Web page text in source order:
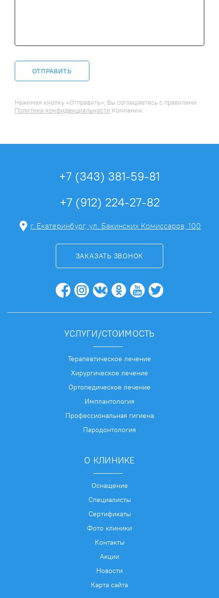
ОТПРАВИТЬ
Нажимая кнопку «Отправить», Вы соглашаетесь c правилами
Политики конфиденциальности Компании.
+7 (343) 381-59-81
+7 (912) 224-27-82
г. Екатеринбург, ул. Бакинских Комиссаров, 100
ЗАКАЗАТЬ ЗВОНОК
УСЛУГИ/СТОИМОСТЬ
Терапевтическое лечение
Хирургическое лечение
Ортопедическое лечение
Имплантология
Профессиональная гигиена
Пародонтология
О КЛИНИКЕ
Оснащение
Специалисты
Сертификаты
Фото клиники
Контакты
Акции
Новости
Карта сайта